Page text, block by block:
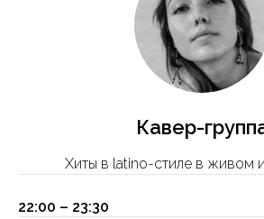
Кавер-
Хиты в latino-стиле в живом
22:00 – 23:30